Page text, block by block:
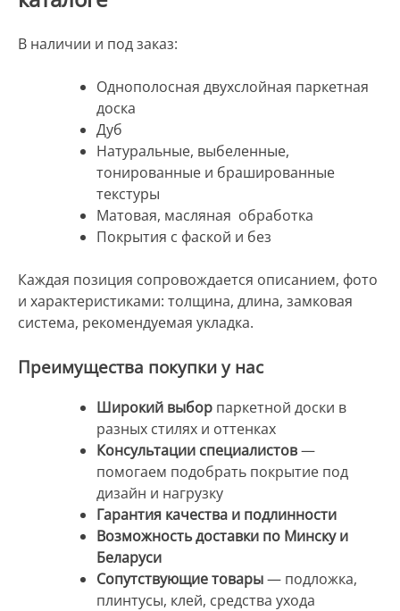
В наличии и под заказ:
Однополосная двухслойная паркетная
доска
Дуб
Натуральные, выбеленные,
тонированные и брашированные
текстуры
Матовая, масляная обработка
Покрытия с фаской и без
Каждая позиция сопровождается описанием, фото
и характеристиками: толщина, длина, замковая
система, рекомендуемая укладка.
Преимущества покупки у нас
Широкий выбор паркетной доски в
разных стилях и оттенках
Консультации специалистов—
помогаем подобрать покрытие под
дизайн и нагрузку
Гарантия качества и подлинности
Возможность доставки по Минску и
Беларуси
Сопутствующие товары— подложка,
плинтусы, клей, средства ухода